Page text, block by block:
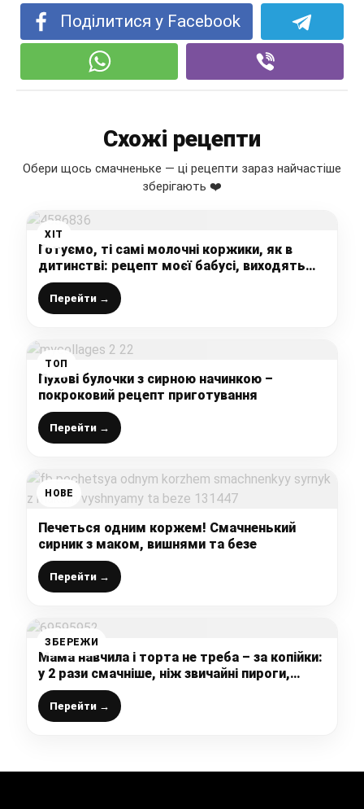
Поділитися у Facebook
Схожі рецепти
Обери щось смачненьке — ці рецепти зараз найчастіше
зберігають ❤️
ХІТ
Готуємо, ті самі молочні коржики, як в
дитинстві: рецепт моєї бабусі, виходять
м’якенькі, ніжні, не сухі і дуже-дуже смачні
Перейти →
ТОП
Пухові булочки з сирною начинкою –
покроковий рецепт приготування
Перейти →
НОВЕ
Печеться одним коржем! Смачненький
сирник з маком, вишнями та безе
Перейти →
ЗБЕРЕЖИ
Мама навчила і торта не треба – за копійки:
у 2 рази смачніше, ніж звичайні пироги,
повітряний і пишний, м’який і просочений
пиріг
Перейти →